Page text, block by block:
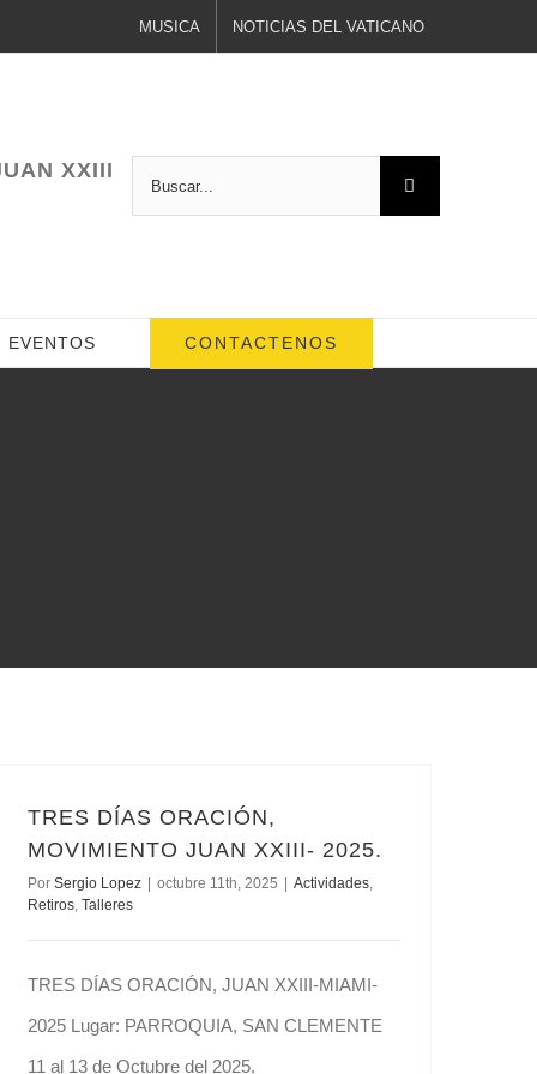
MUSICA NOTICIAS DEL VATICANO
XXIII
EVENTOS CONTACTENOS
TRES DÍAS ORACIÓN,
MOVIMIENTO JUAN XXIII- 2025.
Por Sergio Lopez octubre 11th, 2025 Actividades,
Retiros, Talleres
TRES DÍAS ORACIÓN, JUAN XXIII-MIAMI-
2025 Lugar: PARROQUIA, SAN CLEMENTE
11 al 13 de Octubre del 2025.